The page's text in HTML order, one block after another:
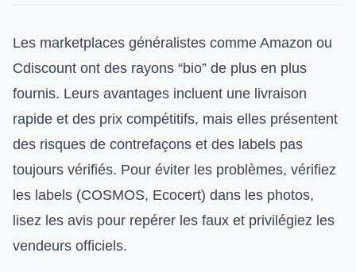
Les marketplaces généralistes comme Amazon ou
Cdiscount ont des rayons “bio” de plus en plus
fournis. Leurs avantages incluent une livraison
rapide et des prix compétitifs, mais elles présentent
des risques de contrefaçons et des labels pas
toujours vérifiés. Pour éviter les problèmes, vérifiez
les labels (COSMOS, Ecocert) dans les photos,
lisez les avis pour repérer les faux et privilégiez les
vendeurs officiels.